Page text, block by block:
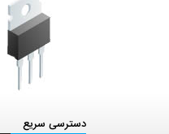
دسترسی سریع